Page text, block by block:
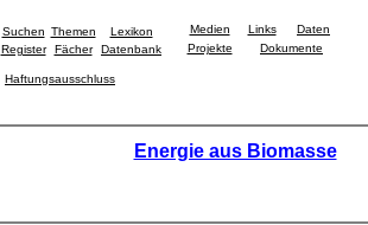
Suchen Themen
Lexikon
Register
Fächer Datenbank
Medien Links
Daten
Projekte
Dokumente
Haftungsausschluss
Energie aus Biomasse